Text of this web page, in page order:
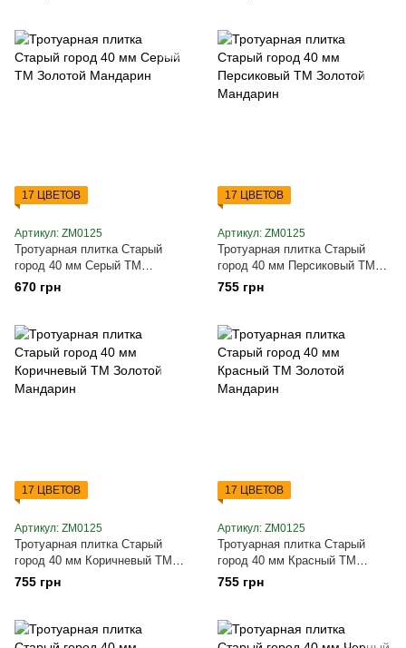
17 ЦВЕТОВ
Артикул: ZM0125
Тротуарная плитка Старый
город 40 мм Серый ТМ
Золотой Мандарин
670 грн
17 ЦВЕТОВ
Артикул: ZM0125
Тротуарная плитка Старый
город 40 мм Персиковый ТМ
Золотой Мандарин
755 грн
17 ЦВЕТОВ
Артикул: ZM0125
Тротуарная плитка Старый
город 40 мм Коричневый ТМ
Золотой Мандарин
755 грн
17 ЦВЕТОВ
Артикул: ZM0125
Тротуарная плитка Старый
город 40 мм Красный ТМ
Золотой Мандарин
755 грн